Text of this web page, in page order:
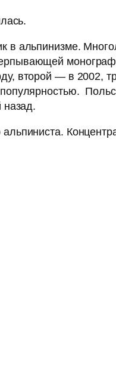
в альпинизме.
второй — в 2002,
назад.